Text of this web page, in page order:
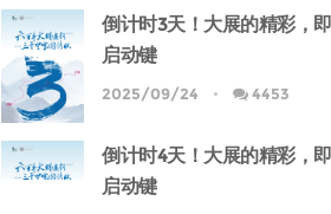
倒计时3天！大展的精彩，
启动键
2025/09/24 4453
倒计时4天！大展的精彩，
启动键